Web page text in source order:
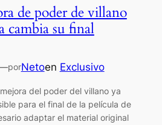
de poder de villano
cambia su final
porNetoen Exclusivo
del poder del villano ya
para el final de la película de
adaptar el material original